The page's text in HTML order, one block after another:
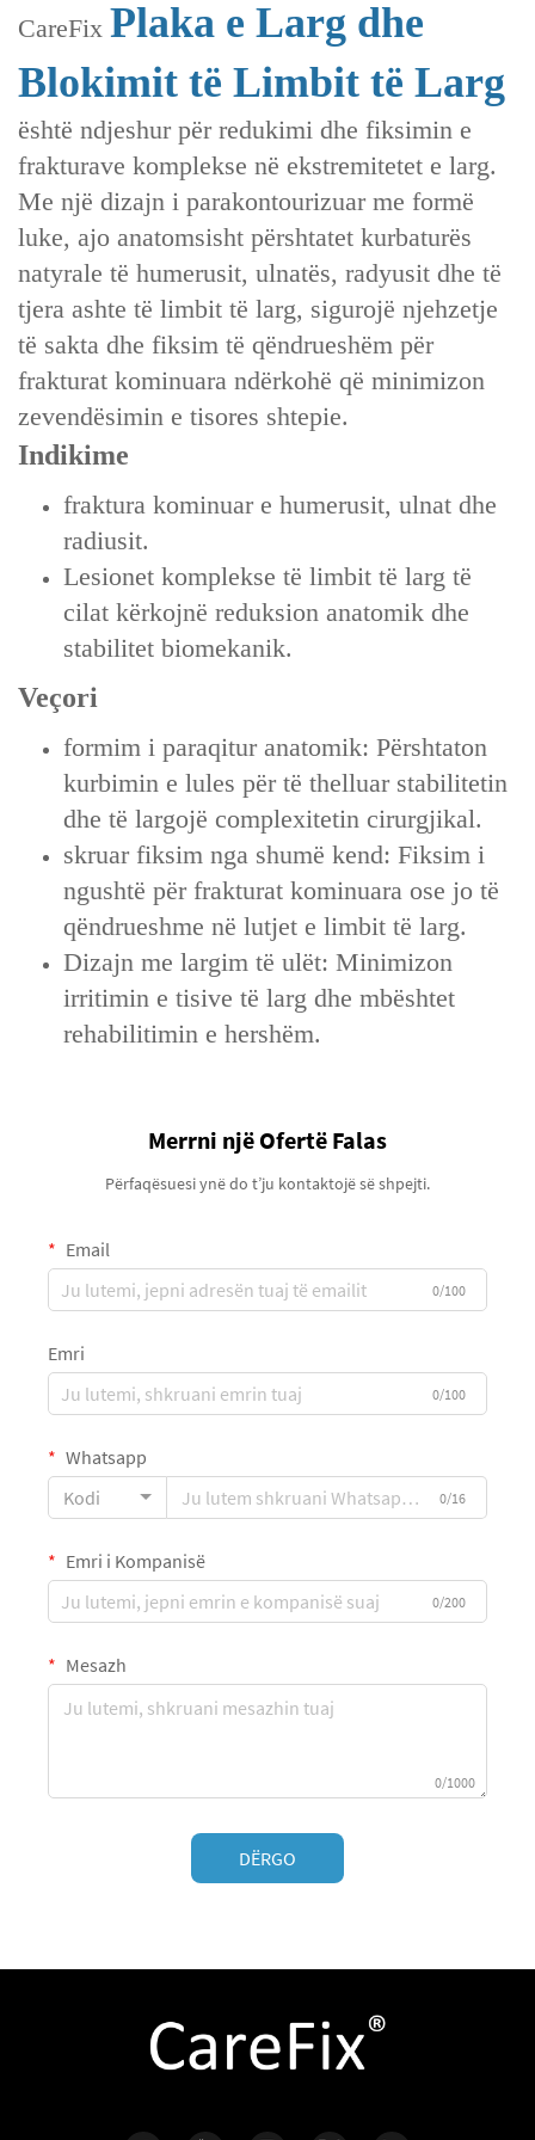
CareFix Plaka e Larg dhe
Blokimit të Limbit të Larg
është ndjeshur për redukimi dhe fiksimin e
frakturave komplekse në ekstremitetet e larg.
Me një dizajn i parakontourizuar me formë
luke, ajo anatomsisht përshtatet kurbaturës
natyrale të humerusit, ulnatës, radyusit dhe të
tjera ashte të limbit të larg, sigurojë njehzetje
të sakta dhe fiksim të qëndrueshëm për
frakturat kominuara ndërkohë që minimizon
zevendësimin e tisores shtepie.
Indikime
fraktura kominuar e humerusit, ulnat dhe
radiusit.
Lesionet komplekse të limbit të larg të
cilat kërkojnë reduksion anatomik dhe
stabilitet biomekanik.
Veçori
formim i paraqitur anatomik: Përshtaton
kurbimin e lules për të thelluar stabilitetin
dhe të largojë complexitetin cirurgjikal.
skruar fiksim nga shumë kend: Fiksim i
ngushtë për frakturat kominuara ose jo të
qëndrueshme në lutjet e limbit të larg.
Dizajn me largim të ulët: Minimizon
irritimin e tisive të larg dhe mbështet
rehabilitimin e hershëm.
Merrni një Ofertë Falas
Përfaqësuesi ynë do t’ju kontaktojë së shpejti.
Email
0/100
Emri
0/100
Whatsapp
Kodi
0/16
Emri i Kompanisë
0/200
Mesazh
0/1000
DËRGO